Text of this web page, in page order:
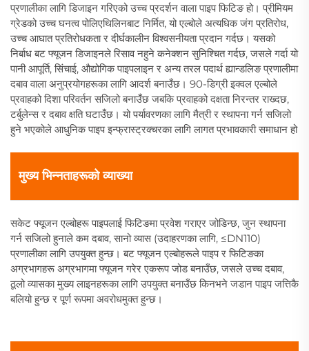
प्रणालीका लागि डिजाइन गरिएको उच्च प्रदर्शन वाला पाइप फिटिङ हो। प्रीमियम
ग्रेडको उच्च घनत्व पोलिएथिलिनबाट निर्मित, यो एल्बोले अत्यधिक जंग प्रतिरोध,
उच्च आघात प्रतिरोधकता र दीर्घकालीन विश्वसनीयता प्रदान गर्दछ। यसको
निर्बाध बट फ्यूजन डिजाइनले रिसाव नहुने कनेक्शन सुनिश्चित गर्दछ, जसले गर्दा यो
पानी आपूर्ति, सिंचाई, औद्योगिक पाइपलाइन र अन्य तरल पदार्थ ह्यान्डलिङ प्रणालीमा
दबाव वाला अनुप्रयोगहरूका लागि आदर्श बनाउँछ। 90-डिग्री इक्वल एल्बोले
प्रवाहको दिशा परिवर्तन सजिलो बनाउँछ जबकि प्रवाहको दक्षता निरन्तर राख्दछ,
टर्बुलेन्स र दबाव क्षति घटाउँछ। यो पर्यावरणका लागि मैत्री र स्थापना गर्न सजिलो
हुने भएकोले आधुनिक पाइप इन्फ्रास्ट्रक्चरका लागि लागत प्रभावकारी समाधान हो
मुख्य भिन्नताहरूको व्याख्या
सकेट फ्यूजन एल्बोहरू पाइपलाई फिटिङमा प्रवेश गराएर जोडिन्छ, जुन स्थापना
गर्न सजिलो हुनाले कम दबाव, सानो व्यास (उदाहरणका लागि, ≤DN110)
प्रणालीका लागि उपयुक्त हुन्छ। बट फ्यूजन एल्बोहरूले पाइप र फिटिङका
अग्रभागहरू अग्रभागमा फ्यूजन गरेर एकरूप जोड बनाउँछ, जसले उच्च दबाव,
ठूलो व्यासका मुख्य लाइनहरूका लागि उपयुक्त बनाउँछ किनभने जडान पाइप जत्तिकै
बलियो हुन्छ र पूर्ण रूपमा अवरोधमुक्त हुन्छ।